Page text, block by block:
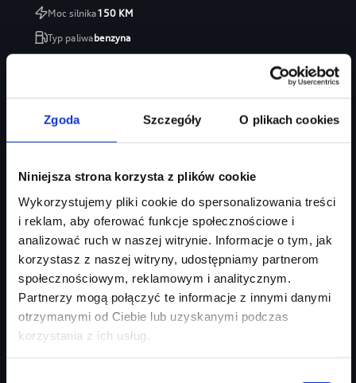
Zgoda Szczegóły O plikach cookies
Niniejsza strona korzysta z plików cookie
Wykorzystujemy pliki cookie do spersonalizowania treści
i reklam, aby oferować funkcje społecznościowe i
analizować ruch w naszej witrynie. Informacje o tym, jak
korzystasz z naszej witryny, udostępniamy partnerom
społecznościowym, reklamowym i analitycznym.
Partnerzy mogą połączyć te informacje z innymi danymi
otrzymanymi od Ciebie lub uzyskanymi podczas
korzystania z ich usług.
Moc silnika150KM
Typ paliwabenzyna
246 470 zł
207 035 zł
Zapytaj o ofertę Szczegóły